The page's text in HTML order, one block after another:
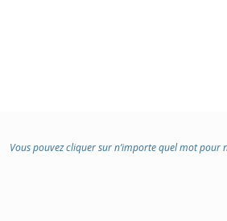
Vous pouvez cliquer sur n’importe quel mot pour